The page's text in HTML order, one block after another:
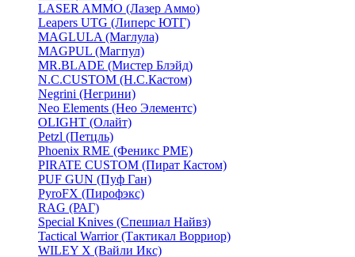
LASER AMMO (Лазер Аммо)
Leapers UTG (Липерс ЮТГ)
MAGLULA (Маглула)
MAGPUL (Магпул)
MR.BLADE (Мистер Блэйд)
N.C.CUSTOM (Н.С.Кастом)
Negrini (Негрини)
Neo Elements (Нео Элементс)
OLIGHT (Олайт)
Petzl (Петцль)
Phoenix RME (Феникс РМЕ)
PIRATE CUSTOM (Пират Кастом)
PUF GUN (Пуф Ган)
PyroFX (Пирофэкс)
RAG (РАГ)
Special Knives (Спешиал Найвз)
Tactical Warrior (Тактикал Ворриор)
WILEY X (Вайли Икс)